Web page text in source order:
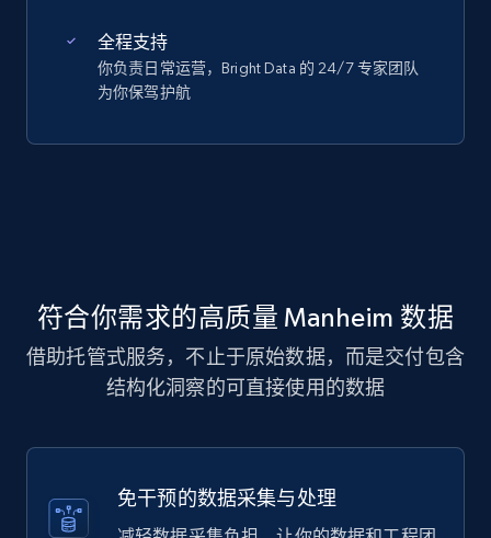
全程支持
你负责日常运营，Bright Data 的 24/7 专家团队
为你保驾护航
符合你需求的高质量 Manheim 数据
借助托管式服务，不止于原始数据，而是交付包含
结构化洞察的可直接使用的数据
免干预的数据采集与处理